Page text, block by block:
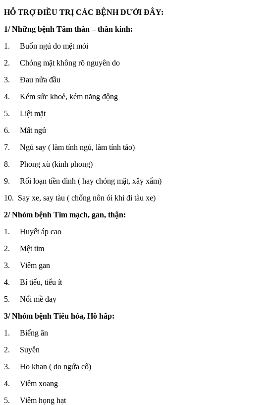
HỖ TRỢ ĐIỀU TRỊ CÁC BỆNH DƯỚI ĐÂY:
1/ Những bệnh Tâm thần – thần kinh:
1. Buổn ngủ do mệt mỏi
2. Chóng mặt không rõ nguyên do
3. Đau nửa đầu
4. Kém sức khoẻ, kém năng động
5. Liệt mặt
6. Mất ngủ
7. Ngủ say ( làm tỉnh ngủ, làm tỉnh táo)
8. Phong xù (kinh phong)
9. Rối loạn tiền đình ( hay chóng mặt, xây xẩm)
10. Say xe, say tàu ( chống nôn ói khi đi tàu xe)
2/ Nhóm bệnh Tim mạch, gan, thận:
1. Huyết áp cao
2. Mệt tim
3. Viêm gan
4. Bí tiểu, tiểu ít
5. Nổi mề đay
3/ Nhóm bệnh Tiêu hóa, Hô hấp:
1. Biếng ăn
2. Suyễn
3. Ho khan ( do ngứa cổ)
4. Viêm xoang
5. Viêm họng hạt